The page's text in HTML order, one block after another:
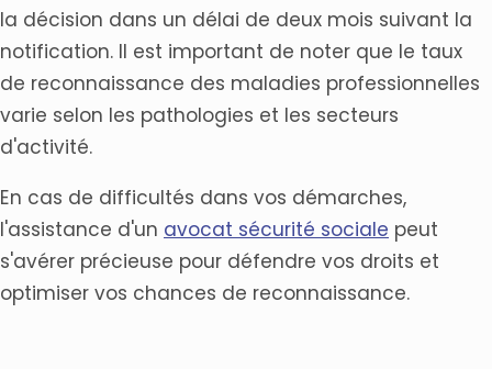
la décision dans un délai de deux mois suivant la
notification. Il est important de noter que le taux
de reconnaissance des maladies professionnelles
varie selon les pathologies et les secteurs
d'activité.
En cas de difficultés dans vos démarches,
l'assistance d'un avocat sécurité sociale peut
s'avérer précieuse pour défendre vos droits et
optimiser vos chances de reconnaissance.